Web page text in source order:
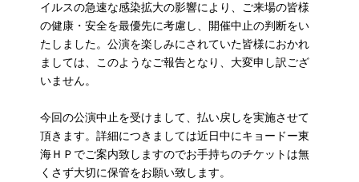
イルスの急速な感染拡大の影響により、ご来場の皆様
の健康・安全を最優先に考慮し、開催中止の判断をい
たしました。公演を楽しみにされていた皆様におかれ
ましては、このようなご報告となり、大変申し訳ござ
いません。
今回の公演中止を受けまして、払い戻しを実施させて
頂きます。詳細につきましては近日中にキョードー東
海ＨＰでご案内致しますのでお手持ちのチケットは無
くさず大切に保管をお願い致します。